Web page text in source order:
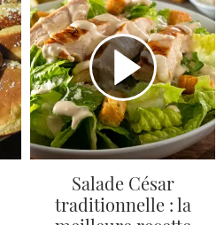
Salade César
traditionnelle : la